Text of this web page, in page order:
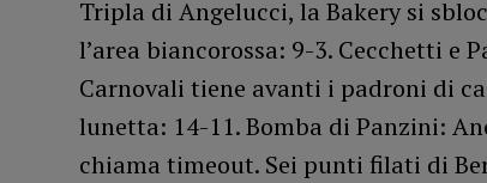
Tripla di Angelucci, la Bakery si
l’area biancorossa: 9-3. Cecchetti e
Carnovali tiene avanti i padroni di
lunetta: 14-11. Bomba di Panzini:
chiama timeout. Sei punti filati di